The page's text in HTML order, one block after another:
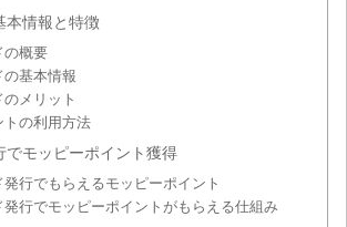
本情報と特徴
の概要
基本情報
メリット
トの利用方法
でモッピーポイント獲得
行でもらえるモッピーポイント
発行でモッピーポイントがもらえる仕組み